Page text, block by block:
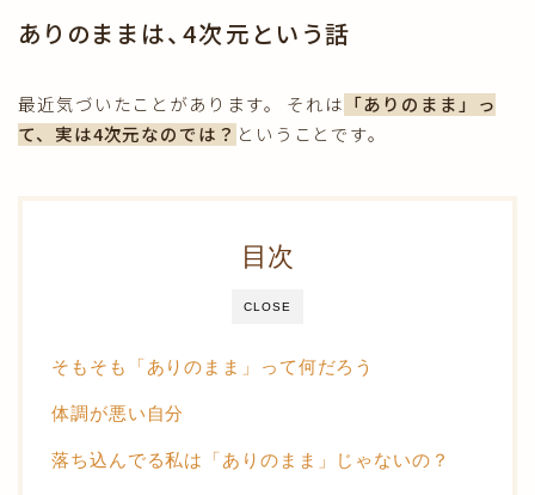
月の目標・振り返り
きえフセン使い方
ありのままは、4次元という話
最近気づいたことがあります。 それは 「ありのまま」っ
て、実は4次元なのでは？ ということです。
CLOSE
目次
そもそも「ありのまま」って何だろう
体調が悪い自分
落ち込んでる私は「ありのまま」じゃないの？